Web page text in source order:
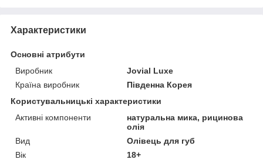
Характеристики
Основні атрибути
Виробник
Jovial Luxe
Країна виробник
Південна Корея
Користувальницькі характеристики
Активні компоненти
натуральна мика, рицинова
олія
Вид
Олівець для губ
Вік
18+